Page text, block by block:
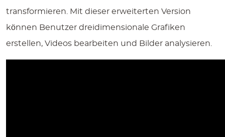
transformieren. Mit dieser erweiterten Version
können Benutzer dreidimensionale Grafiken
erstellen, Videos bearbeiten und Bilder analysieren.